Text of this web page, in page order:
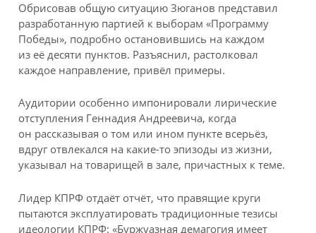
Обрисовав общую ситуацию Зюганов представил
разработанную партией к выборам «Программу
Победы», подробно остановившись на каждом
из её десяти пунктов. Разъяснил, растолковал
каждое направление, привёл примеры.
Аудитории особенно импонировали лирические
отступления Геннадия Андреевича, когда
он рассказывая о том или ином пункте всерьёз,
вдруг отвлекался на какие-то эпизоды из жизни,
указывал на товарищей в зале, причастных к теме.
Лидер КПРФ отдаёт отчёт, что правящие круги
пытаются эксплуатировать традиционные тезисы
идеологии КПРФ: «Буржуазная демагогия имеет